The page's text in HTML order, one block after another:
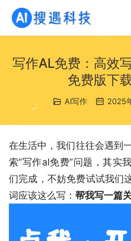
写作AL免费：高效
免费版下
AI写作 2025
在生活中，我们往往会遇到
索“写作al免费”问题，其实
们完成，不妨免费试试我们
词应该这么写： 帮我写一篇